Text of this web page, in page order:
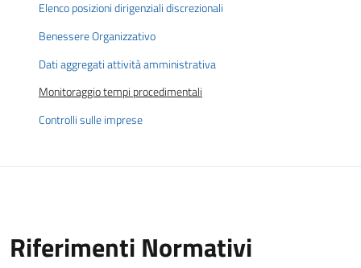
Elenco posizioni dirigenziali discrezionali
Benessere Organizzativo
Dati aggregati attività amministrativa
Monitoraggio tempi procedimentali
Controlli sulle imprese
Riferimenti Normativi